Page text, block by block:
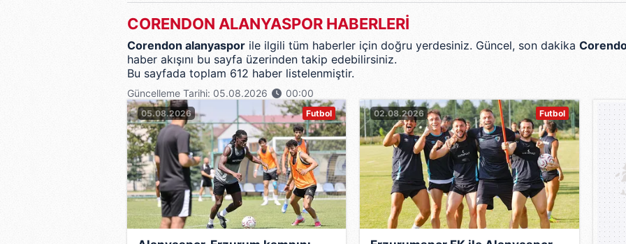
CORENDON ALANYASPOR HABERLERİ
Corendon alanyaspor ile ilgili tüm haberler için doğru yerdesiniz. Güncel, son dakika
haber akışını bu sayfa üzerinden takip edebilirsiniz.
Bu sayfada toplam 612 haber listelenmiştir.
Güncelleme Tarihi: 05.08.2026 00:00
05.08.2026 Futbol 02.08.2026 Futbol